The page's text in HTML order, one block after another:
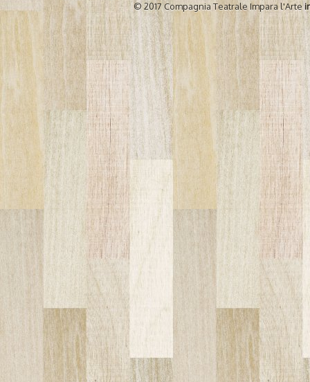
© 2017 Compagnia Teatrale Impara l'Arte